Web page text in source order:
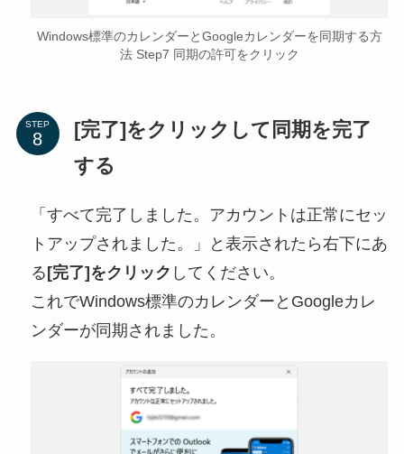
Windows標準のカレンダーとGoogleカレンダーを同期する方
法 Step7 同期の許可をクリック
STEP
[完了]をクリックして同期を完了
する
「すべて完了しました。アカウントは正常にセッ
トアップされました。」と表示されたら右下にあ
る [完了]をクリック してください。
これでWindows標準のカレンダーとGoogleカレ
ンダーが同期されました。